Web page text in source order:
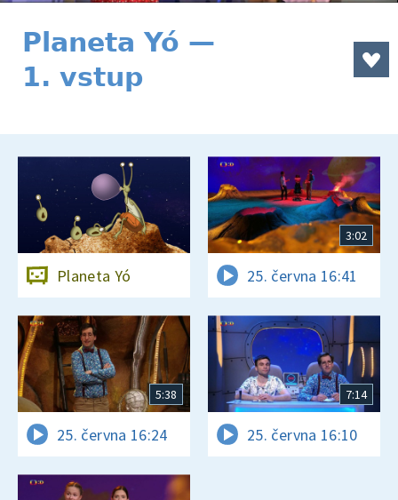
Planeta Yó —
1. vstup
Planeta Yó
3:02
25. června 16:41
5:38
25. června 16:24
7:14
25. června 16:10